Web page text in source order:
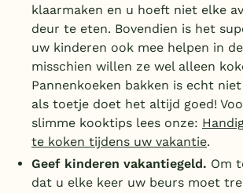
klaarmaken en u hoeft niet elke
deur te eten. Bovendien is het
uw kinderen ook mee helpen in
misschien willen ze wel alleen
Pannenkoeken bakken is echt
als toetje doet het altijd goed!
slimme kooktips lees onze:
te koken tijdens uw vakantie.
Geef kinderen vakantiegeld. Om
dat u elke keer uw beurs moet